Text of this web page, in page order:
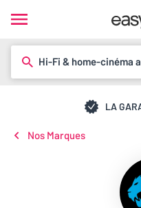
Hi-Fi & home-cinéma
LA
Nos Marques